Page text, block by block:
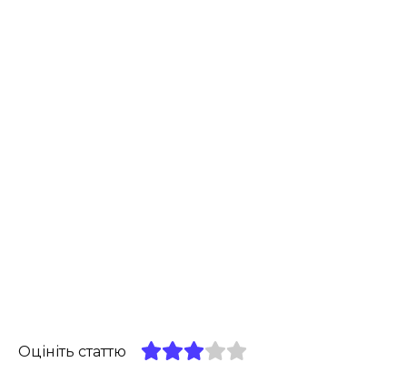
Оцініть статтю